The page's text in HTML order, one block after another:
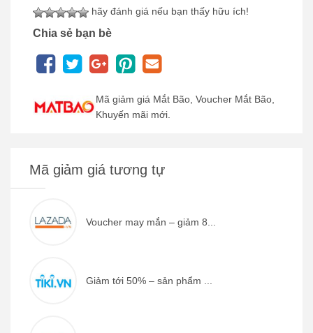
hãy đánh giá nếu bạn thấy hữu ích!
Chia sẻ bạn bè
Mã giảm giá Mắt Bão, Voucher Mắt Bão,
Khuyến mãi mới.
Mã giảm giá tương tự
Voucher may mắn – giảm 8...
Giảm tới 50% – sản phẩm ...